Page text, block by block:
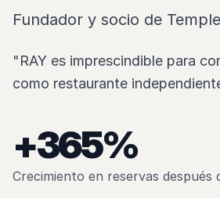
Fundador y socio de Temple
"RAY es imprescindible para
como restaurante
+365%
Crecimiento en reservas después